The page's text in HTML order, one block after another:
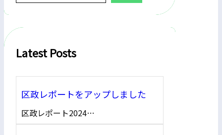
a
c
Latest Posts
区政レポートをアップしました
区政レポート2024…